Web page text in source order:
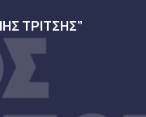
ΤΡΙΤΣΗΣ”